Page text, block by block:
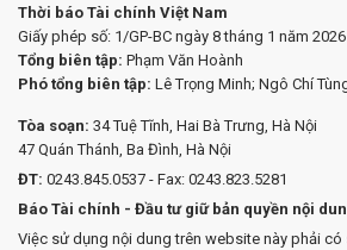
Thời báo Tài chính Việt Nam
Giấy phép số: 1/GP-BC ngày 8 tháng 1 năm
Tổng biên tập: Phạm Văn Hoành
Phó tổng biên tập: Lê Trọng Minh; Ngô Chí
Tòa soạn: 34 Tuệ Tĩnh, Hai Bà Trưng, Hà Nội
47 Quán Thánh, Ba Đình, Hà Nội
ĐT: 0243.845.0537 - Fax: 0243.823.5281
Báo Tài chính - Đầu tư giữ bản quyền nội
Việc sử dụng nội dung trên website này phải